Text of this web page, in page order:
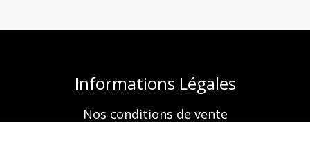
Informations Légales
Nos conditions de vente